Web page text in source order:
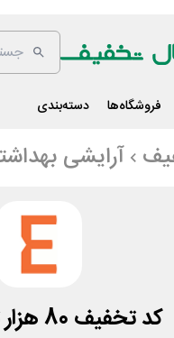
فروشگاه‌ها دسته‌بندی
آرایشی
کد تخفیف 80 هزار تومانی آنلاین شاپ الانزا